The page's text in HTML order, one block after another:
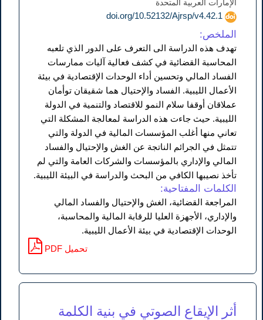
الإمارات العربية المتحدة
doi.org/10.52132/Ajrsp/v4.42.1
الملخص:
تهدف هذه الدراسة الى التعرف على الدور الذي تلعبه
المحاسبة القضائية في كشف فعالية آليات ممارسات
الفساد المالي وتحسين أداء الوحدات الإقتصادية في بيئة
الأعمال الليبية. الفساد والإحتيال هما شقيقان توأمان
عملاقان أوقفا سلام النمو للاقتصاد والتنمية في الدولة
الليبية. حيث جاءت هذه الدراسة لمعالجة المشكلة التي
تعاني منها أغلب المؤسسات المالية في الدولة والتي
تتمثل في الجرائم الناتجة عن الغش والإحتيال والفساد
المالي والإداري بالمؤسسات والشركات العامة والتي لم
تأخذ نصيبها الكافي من البحث والدراسة في البيئة الليبية.
الكلمات المفتاحية:
المراجعة القضائية، الغش والإحتيال والفساد المالي
والإداري، الأجهزة العليا للرقابة المالية والمحاسبة،
الوحدات الإقتصادية في بيئة الأعمال الليبية.
PDF تحميل
أثر الإيقاع الصوتي في بنية الكلمة